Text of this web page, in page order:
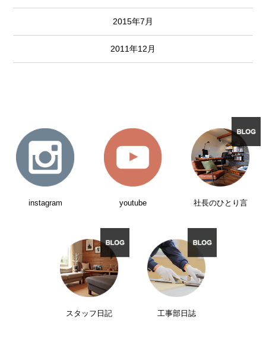
2015年7月
2011年12月
instagram youtube 社長のひとり言
スタッフ日記 工事部日誌